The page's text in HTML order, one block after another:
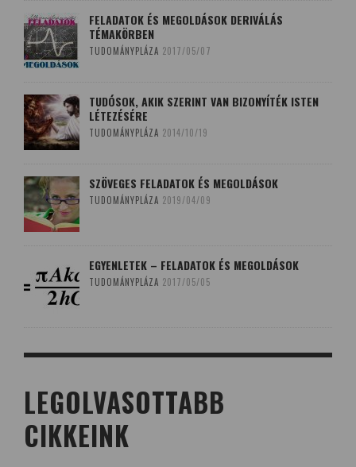
FELADATOK ÉS MEGOLDÁSOK DERIVÁLÁS
TÉMAKÖRBEN
TUDOMÁNYPLÁZA 2017/05/07
TUDÓSOK, AKIK SZERINT VAN BIZONYÍTÉK ISTEN
LÉTEZÉSÉRE
TUDOMÁNYPLÁZA 2014/10/19
SZÖVEGES FELADATOK ÉS MEGOLDÁSOK
TUDOMÁNYPLÁZA 2019/04/09
EGYENLETEK – FELADATOK ÉS MEGOLDÁSOK
TUDOMÁNYPLÁZA 2017/05/05
LEGOLVASOTTABB
CIKKEINK